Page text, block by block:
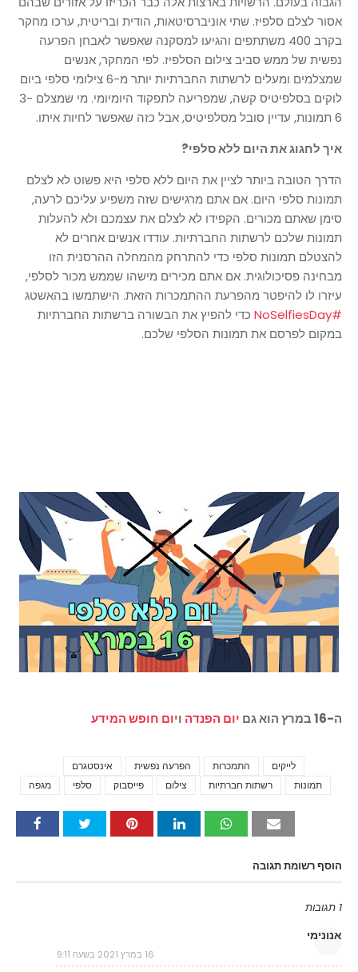
אסור לצלם סלפיז. שתי אוניברסיטאות, הודית ובריטית, ערכו מחקר
בקרב 400 משתתפים והגיעו למסקנה שאפשר לאבחן הפרעה
נפשית של ממש סביב צילום הסלפיז. לפי המחקר, אנשים
שמצלמים ומעלים לרשתות החברתיות יותר מ-6 צילומי סלפי ביום
לוקים בסלפיטיס קשה, שמפריעה לתפקוד היומיומי. מי שמצלם 3-
6 תמונות, עדיין סובל מסלפיטיס, אבל כזה שאפשר לחיות איתו.
איך לחגוג את היום ללא סלפי?
הדרך הטובה ביותר לציין את היום ללא סלפי היא פשוט לא לצלם
תמונות סלפי היום. אם אתם מרגישים שזה משפיע עליכם לרעה,
סימן שאתם מכורים. הקפידו לא לצלם את עצמכם ולא להעלות
תמונות שלכם לרשתות החברתיות. עודדו אנשים אחרים לא
להצטלם תמונות סלפי כדי להתרחק מהמחלה ההרסנית הזו
מבחינה פסיכולוגית. אם אתם מכירים מישהו שממש מכור לסלפי,
עיזרו לו להיפטר מהפרעת ההתמכרות הזאת. הישתמשו בהאשטג
#NoSelfiesDay
כדי להפיץ את הבשורה ברשתות החברתיות
במקום לפרסם את תמונות הסלפי שלכם.
ה-16 במרץ הוא גם יום הפנדה ויום חופש המידע
אינסטגרם הפרעה נפשית התמכרות
לייקים
מגפה
סלפי פייסבוק צילום רשתות חברתיות תמונות
הוסף רשומת תגובה
1 תגובות
אנונימי
16 במרץ 2021 בשעה 9:11